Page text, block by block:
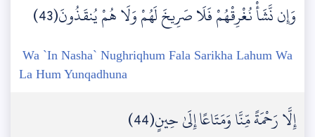
وَإِن نَّشَأْ نُغْرِقْهُمْ فَلَا صَرِيخَ لَهُمْ وَلَا هُمْ يُنقَذُونَ(43)
Wa `In Nasha` Nughriqhum Fala Sarikha Lahum Wa
La Hum Yunqadhuna
إِلَّا رَحْمَةً مِّنَّا وَمَتَاعًا إِلَىٰ حِينٍ(44)